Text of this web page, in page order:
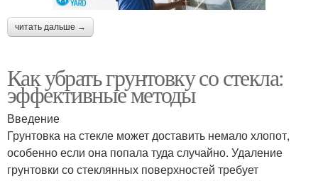
читать дальше →
Как убрать грунтовку со стекла:
эффективные методы
Введение
Грунтовка на стекле может доставить немало хлопот,
особенно если она попала туда случайно. Удаление
грунтовки со стеклянных поверхностей требует